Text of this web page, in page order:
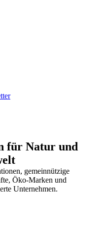
für Natur und
gemeinnützige
Öko-Marken und
Unternehmen.